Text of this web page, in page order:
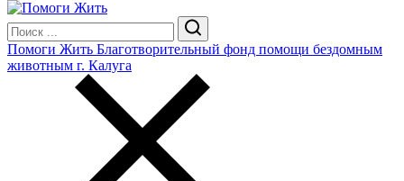
Помоги Жить Благотворительный фонд помощи бездомным
животным г. Калуга